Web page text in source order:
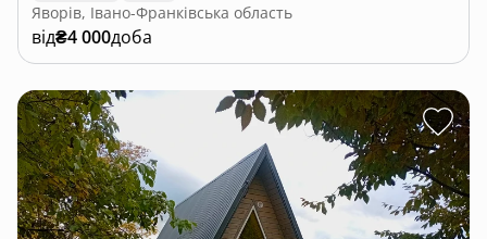
Яворів, Івано-Франківська область
від₴4 000доба